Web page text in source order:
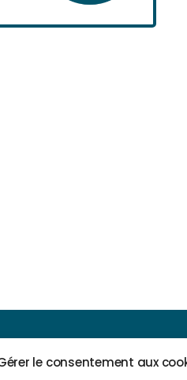
le consentement aux
NAVIGUER SUR